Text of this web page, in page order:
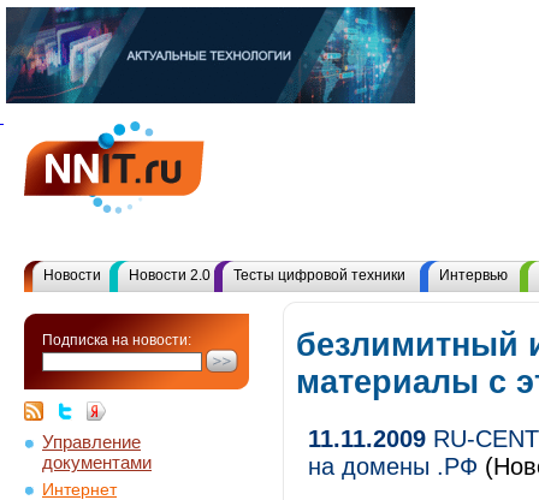
Новости Новости 2.0 Тесты цифровой техники Интервью
Подписка на новости:
Управление
документами
Интернет
безлимитный
материалы с
11.11.2009 RU-
на домены .РФ